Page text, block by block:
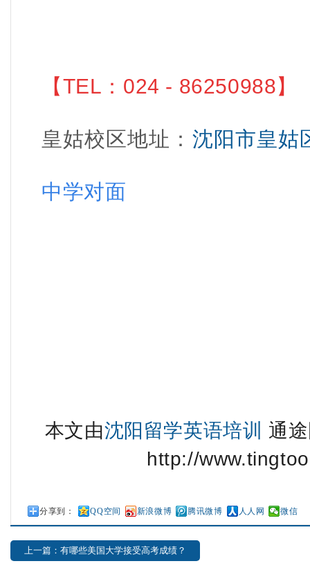
【TEL： 024 - 86250988】
皇姑校区地址 ： 沈阳市皇姑
中学对面
本文由沈阳留学英语培训 通
http://
分享到： QQ空间 新浪微博 腾讯微博 人人网 微信
上一篇：有哪些美国大学接受高考成绩？